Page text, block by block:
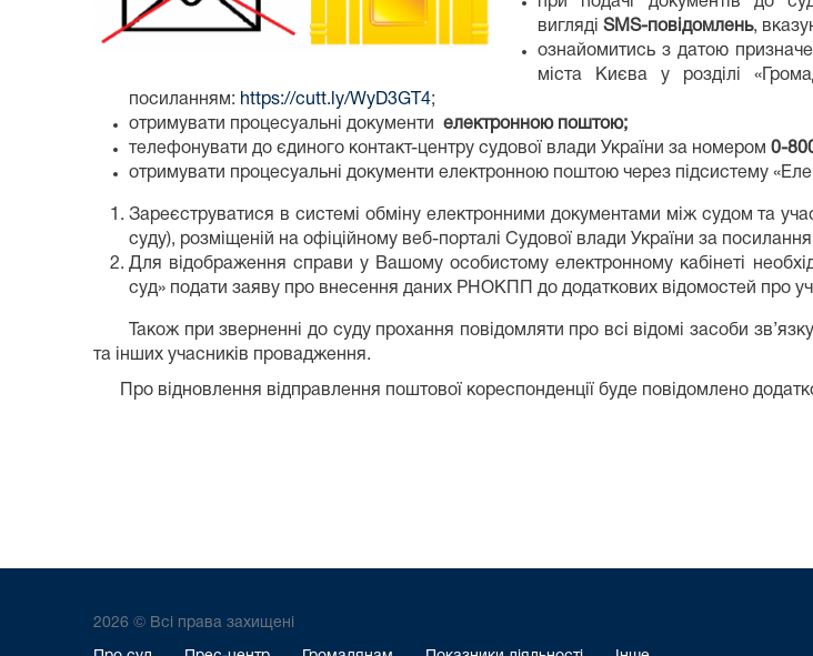
виглядіSMS-повідомлень,
ознайомитись з датою
міста Києва у розділі
посиланням: https://cutt.ly/WyD3GT4;
отримувати процесуальні документи електронною поштою;
телефонувати до єдиного контакт-центру судової влади України за номером 0-
отримувати процесуальні документи електронною поштою через підсистему
Зареєструватися в системі обміну електронними документами між судом та
суду), розміщеній на офіційному веб-порталі Судової влади України за
Для відображення справи у Вашому особистому електронному кабінеті
суд» подати заяву про внесення даних РНОКПП до додаткових відомостей про
Також при зверненні до суду прохання повідомляти про всі відомі засоби
та інших учасників провадження.
Про відновлення відправлення поштової кореспонденції буде повідомлено
2026 © Всі права захищені